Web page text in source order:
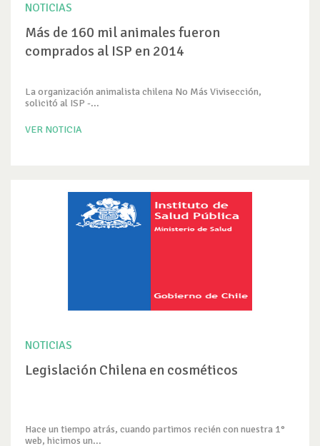
NOTICIAS
Más de 160 mil animales fueron
comprados al ISP en 2014
La organización animalista chilena No Más Vivisección,
solicitó al ISP -...
VER NOTICIA
NOTICIAS
Legislación Chilena en cosméticos
Hace un tiempo atrás, cuando partimos recién con nuestra 1°
web, hicimos un...